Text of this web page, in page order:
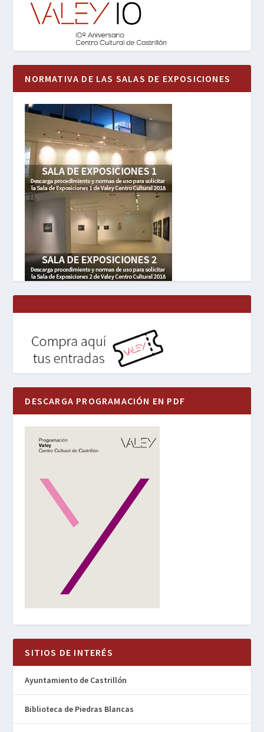
NORMATIVA DE LAS SALAS DE EXPOSICIONES
DESCARGA PROGRAMACIÓN EN PDF
SITIOS DE INTERÉS
Ayuntamiento de Castrillón
Biblioteca de Piedras Blancas